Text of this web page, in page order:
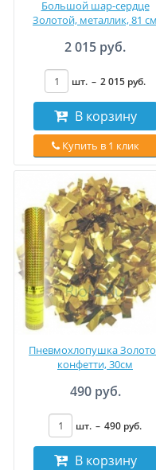
Большой шар-сердце
Золотой, металлик, 81 см
2 015 руб.
шт. – 2 015 руб.
В корзину
Купить в 1 клик
Пневмохлопушка
конфетти, 30см
490 руб.
шт. – 490 руб.
В корзину